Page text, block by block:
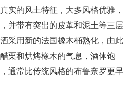
实的风土特征，大多风格优雅，
并带有突出的皮革和泥土等三层
采用新的法国橡木桶熟化，由此
栗和烘烤橡木的气息，酒体饱
通常比传统风格的布鲁奈罗更早